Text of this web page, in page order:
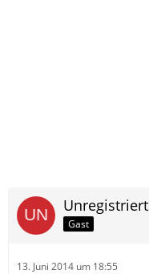
Unregistriert
Gast
13. Juni 2014 um 18:55